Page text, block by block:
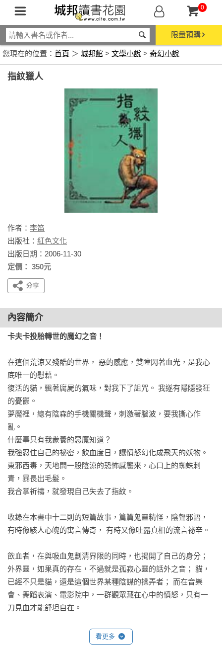
0
限量預購
您現在的位置： 首頁 ＞ 城邦館 > 文學小說 > 奇幻小說
指紋獵人
作者： 李笛
出版社： 紅色文化
出版日期：2006-11-30
定價： 350元
內容簡介
卡夫卡投胎轉世的魔幻之音！
在這個荒涼又殘酷的世界， 惡的感應，雙瞳閃著血光，是我心
底唯一的慰藉。
復活的貓，飄著腐屍的氣味，對我下了詛咒。 我遂有隱隱發狂
的憂鬱。
夢魘裡，總有陰森的手機關機聲，刺激著腦波，要我撕心作
亂。
什麼事只有我豢養的惡魔知道？
我強忍住自己的祕密，飲血度日，讓憤怒幻化成飛天的妖物。
東邪西毒，天地間一股陰涼的恐怖感襲來，心口上的蜘蛛刺
青，暴長出毛髮。
我合掌祈禱，就發現自己失去了指紋。
收錄在本書中十二則的短篇故事，篇篇鬼靈精怪，陰聲邪語，
有時像駭人心魄的寓言傳奇， 有時又像吐露真相的流言祕辛。
飲血者，在與吸血鬼劃清界限的同時，也揭開了自己的身分；
外界靈，如果真的存在，不過就是孤寂心靈的話外之音； 貓，
已經不只是貓，還是這個世界某種陰謀的操弄者； 而在音樂
會、舞蹈表演、電影院中，一群觀眾藏在心中的憤怒，只有一
刀見血才能舒坦自在。
一把會說話的雨傘，開心於被人所遺忘，只為尋找一處風和日
麗的桃花源； 指紋獵人，一身絕技，卻無端淪為骯髒政治遊戲
看更多